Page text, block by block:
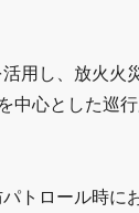
用し、放火火
中心とした巡
トロール時に